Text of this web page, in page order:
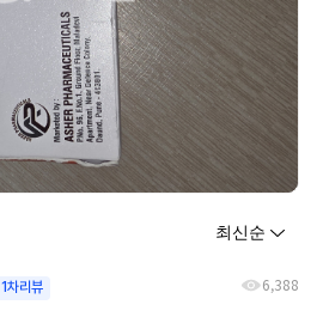
1차리뷰 6,388